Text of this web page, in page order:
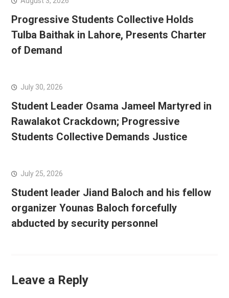
Progressive Students Collective Holds
Tulba Baithak in Lahore, Presents Charter
of Demand
July 30, 2026
Student Leader Osama Jameel Martyred in
Rawalakot Crackdown; Progressive
Students Collective Demands Justice
July 25, 2026
Student leader Jiand Baloch and his fellow
organizer Younas Baloch forcefully
abducted by security personnel
Leave a Reply